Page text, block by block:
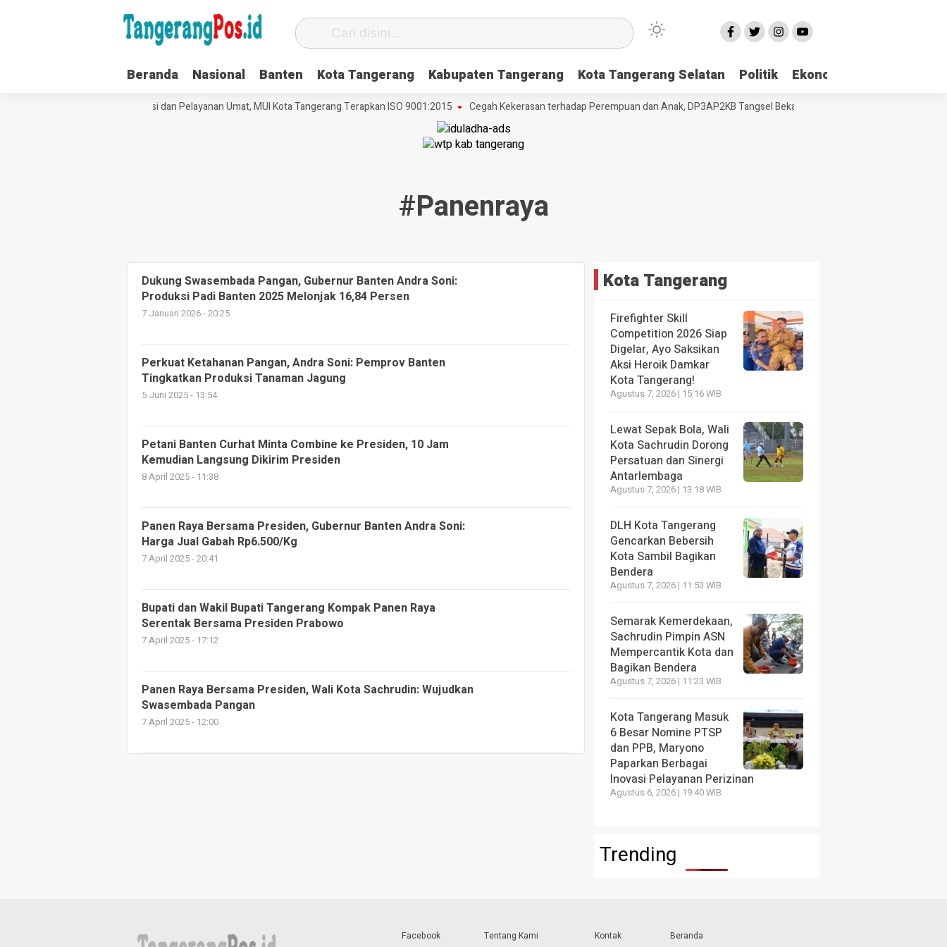
Beranda Nasional Banten Kota Tangerang Kabupaten Tangerang Kota Tangerang Selatan Politik Ekonomi
Perkuat Tata Kelola Organisasi dan Pelayanan Umat, MUI Kota Tangerang Terapkan ISO 9001:2015 Cegah Kekerasan terhadap Perempuan dan Anak, DP3AP2KB Tangsel Bekali Masyarakat Manajemen Stres dan
#panenraya
Dukung Swasembada Pangan, Gubernur Banten Andra Soni:
Produksi Padi Banten 2025 Melonjak 16,84 Persen
7 Januari 2026 - 20:25
Perkuat Ketahanan Pangan, Andra Soni: Pemprov Banten
Tingkatkan Produksi Tanaman Jagung
5 Juni 2025 - 13:54
Petani Banten Curhat Minta Combine ke Presiden, 10 Jam
Kemudian Langsung Dikirim Presiden
8 April 2025 - 11:38
Panen Raya Bersama Presiden, Gubernur Banten Andra Soni:
Harga Jual Gabah Rp6.500/Kg
7 April 2025 - 20:41
Bupati dan Wakil Bupati Tangerang Kompak Panen Raya
Serentak Bersama Presiden Prabowo
7 April 2025 - 17:12
Panen Raya Bersama Presiden, Wali Kota Sachrudin: Wujudkan
Swasembada Pangan
7 April 2025 - 12:00
Kota Tangerang
Firefighter Skill
Competition 2026 Siap
Digelar, Ayo Saksikan
Aksi Heroik Damkar
Kota Tangerang!
Agustus 7, 2026 | 15:16 WIB
Lewat Sepak Bola, Wali
Kota Sachrudin Dorong
Persatuan dan Sinergi
Antarlembaga
Agustus 7, 2026 | 13:18 WIB
DLH Kota Tangerang
Gencarkan Bebersih
Kota Sambil Bagikan
Bendera
Agustus 7, 2026 | 11:53 WIB
Semarak Kemerdekaan,
Sachrudin Pimpin ASN
Mempercantik Kota dan
Bagikan Bendera
Agustus 7, 2026 | 11:23 WIB
Kota Tangerang Masuk
6 Besar Nomine PTSP
dan PPB, Maryono
Paparkan Berbagai
Inovasi Pelayanan Perizinan
Agustus 6, 2026 | 19:40 WIB
Trending
Facebook
Tentang Kami
Kontak
Beranda